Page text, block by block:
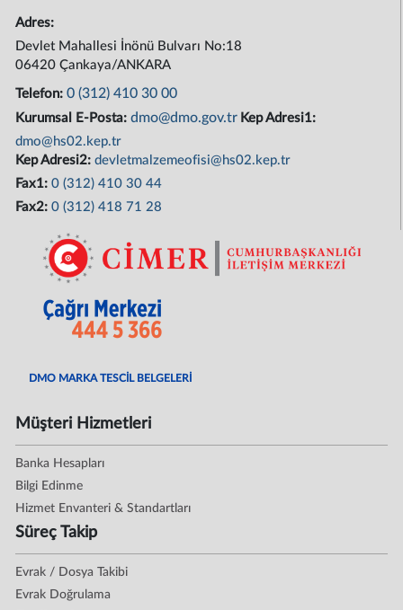
Adres:
Devlet Mahallesi İnönü Bulvarı No:18
06420 Çankaya/ANKARA
Telefon:0 (312) 410 30 00
Kurumsal E-Posta:dmo@dmo.gov.tr Kep Adresi1:
dmo@hs02.kep.tr
Kep Adresi2:devletmalzemeofisi@hs02.kep.tr
Fax1:0 (312) 410 30 44
Fax2:0 (312) 418 71 28
DMO MARKA TESCİL BELGELERİ
Müşteri Hizmetleri
Banka Hesapları
Bilgi Edinme
Hizmet Envanteri & Standartları
Süreç Takip
Evrak / Dosya Takibi
Evrak Doğrulama